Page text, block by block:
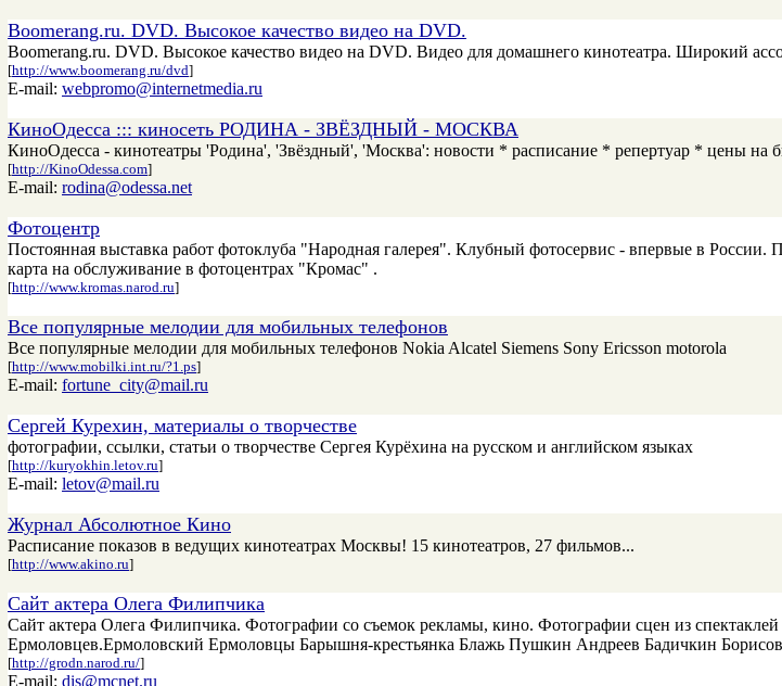
Boomerang.ru. DVD. Высокое качество видео на DVD.
Boomerang.ru. DVD. Высокое качество видео на DVD. Видео для домашнего кинотеатра. Широкий
[http://www.boomerang.ru/dvd]
E-mail: webpromo@internetmedia.ru
КиноОдесса ::: киносеть РОДИНА - ЗВЁЗДНЫЙ - МОСКВА
КиноОдесса - кинотеатры 'Родина', 'Звёздный', 'Москва': новости * расписание * репертуар * цены
[http://KinoOdessa.com]
E-mail: rodina@odessa.net
Фотоцентр
Постоянная выставка работ фотоклуба "Народная галерея". Клубный фотосервис - впервые в
карта на обслуживание в фотоцентрах "Кромас" .
[http://www.kromas.narod.ru]
Все популярные мелодии для мобильных телефонов
Все популярные мелодии для мобильных телефонов Nokia Alcatel Siemens Sony Ericsson motorola
[http://www.mobilki.int.ru/?1.ps]
E-mail: fortune_city@mail.ru
Сергей Курехин, материалы о творчестве
фотографии, ссылки, статьи о творчестве Сергея Курёхина на русском и английском языках
[http://kuryokhin.letov.ru]
E-mail: letov@mail.ru
Журнал Абсолютное Кино
Расписание показов в ведущих кинотеатрах Москвы! 15 кинотеатров, 27 фильмов...
[http://www.akino.ru]
Сайт актера Олега Филипчика
Сайт актера Олега Филипчика. Фотографии со съемок рекламы, кино. Фотографии сцен из
Ермоловцев.Ермоловский Ермоловцы Барышня-крестьянка Блажь Пушкин Андреев Бадичкин
[http://grodn.narod.ru/]
E-mail: dis@mcnet.ru